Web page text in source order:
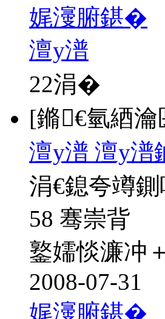
娓濅腑鍖�
澶у潽
22涓�
[鏅€氫綇瀹
澶у潽 澶у潽
涓€鎴夸竴
58 骞崇背
鐜嬬惔濂冲＋
2008-07-31
娓濅腑鍖�